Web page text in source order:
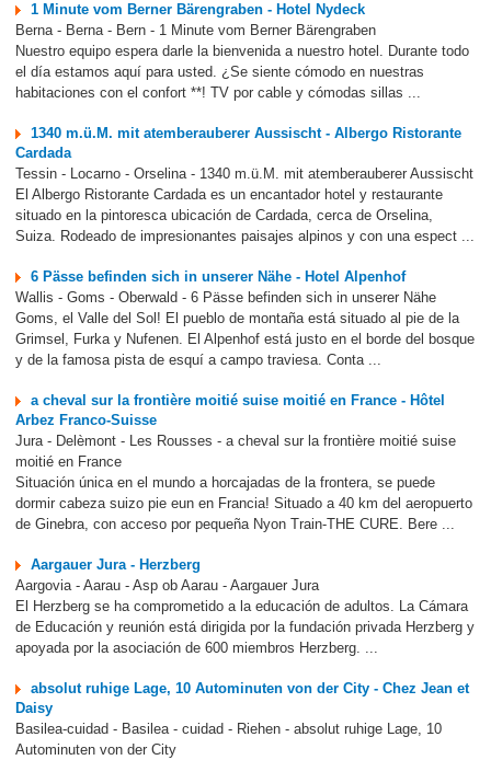
otro país
1 Minute vom Berner Bärengraben - Hotel Nydeck
Berna - Berna - Bern - 1 Minute vom Berner Bärengraben
Nuestro equipo espera darle la bienvenida a nuestro hotel. Durante todo
el día estamos aquí para usted. ¿Se siente cómodo en nuestras
habitaciones con el confort **! TV por cable y cómodas sillas ...
1340 m.ü.M. mit atemberauberer Aussischt - Albergo Ristorante
Cardada
Tessin - Locarno - Orselina - 1340 m.ü.M. mit atemberauberer Aussischt
El Albergo Ristorante Cardada es un encantador hotel y restaurante
situado en la pintoresca ubicación de Cardada, cerca de Orselina,
Suiza. Rodeado de impresionantes paisajes alpinos y con una espect ...
6 Pässe befinden sich in unserer Nähe - Hotel Alpenhof
Wallis - Goms - Oberwald - 6 Pässe befinden sich in unserer Nähe
Goms, el Valle del Sol! El pueblo de montaña está situado al pie de la
Grimsel, Furka y Nufenen. El Alpenhof está justo en el borde del bosque
y de la famosa pista de esquí a campo traviesa. Conta ...
a cheval sur la frontière moitié suise moitié en France - Hôtel
Arbez Franco-Suisse
Jura - Delèmont - Les Rousses - a cheval sur la frontière moitié suise
moitié en France
Situación única en el mundo a horcajadas de la frontera, se puede
dormir cabeza suizo pie eun en Francia! Situado a 40 km del aeropuerto
de Ginebra, con acceso por pequeña Nyon Train-THE CURE. Bere ...
Aargauer Jura - Herzberg
Aargovia - Aarau - Asp ob Aarau - Aargauer Jura
El Herzberg se ha comprometido a la educación de adultos. La Cámara
de Educación y reunión está dirigida por la fundación privada Herzberg y
apoyada por la asociación de 600 miembros Herzberg. ...
absolut ruhige Lage, 10 Autominuten von der City - Chez Jean et
Daisy
Basilea-cuidad - Basilea - cuidad - Riehen - absolut ruhige Lage, 10
Autominuten von der City